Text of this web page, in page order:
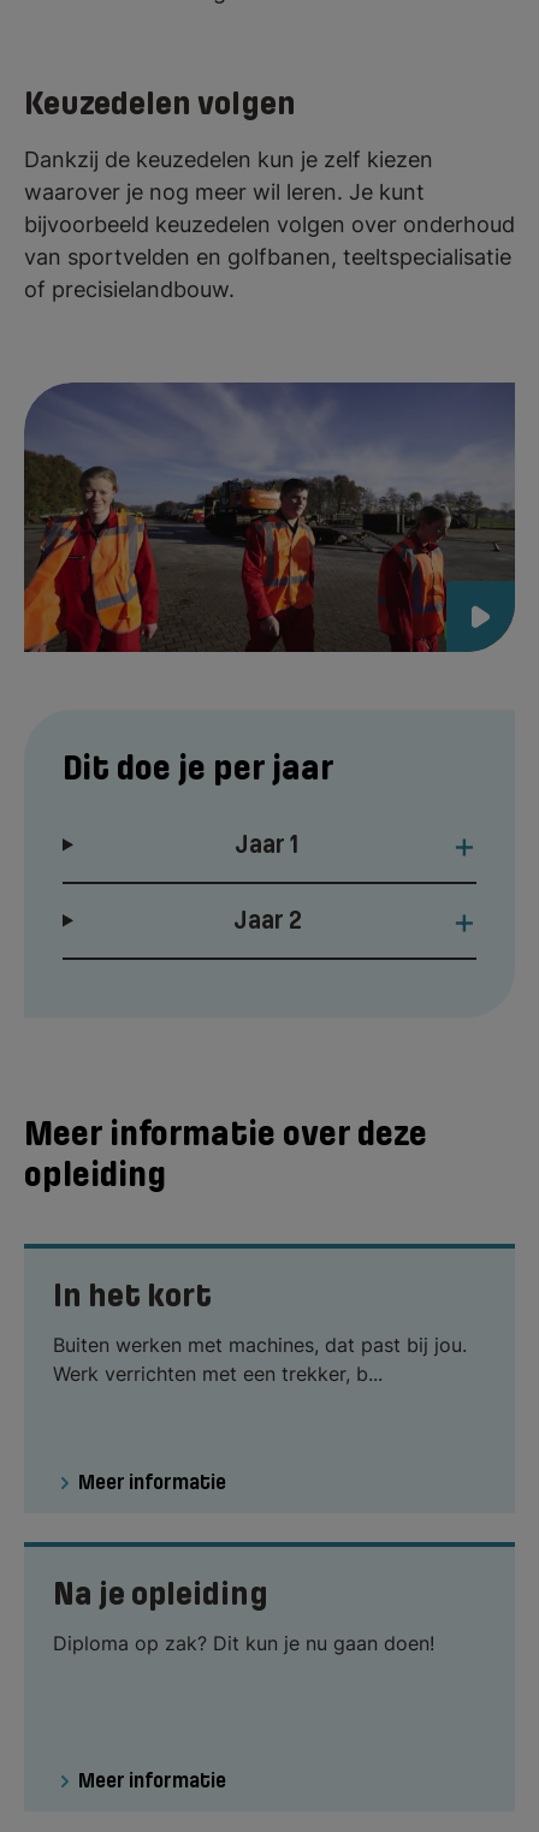
Keuzedelen volgen
Dankzij de keuzedelen kun je zelf kiezen
waarover je nog meer wil leren. Je kunt
bijvoorbeeld keuzedelen volgen over onderhoud
van sportvelden en golfbanen, teeltspecialisatie
of precisielandbouw.
Dit doe je per jaar
Jaar 1 +
Jaar 2 +
Meer informatie over deze
opleiding
In het kort
Buiten werken met machines, dat past bij jou.
Werk verrichten met een trekker, b...
Meer informatie
Na je opleiding
Diploma op zak? Dit kun je nu gaan doen!
Meer informatie